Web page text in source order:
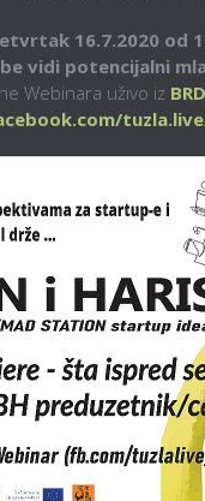
16.7.2020 od
vidi potencijalni
Webinara uživo iz